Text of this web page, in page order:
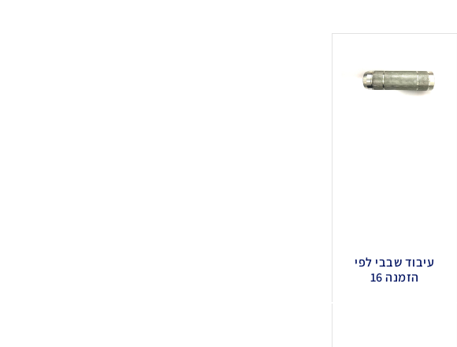
עיבוד שבבי לפי
הזמנה 16